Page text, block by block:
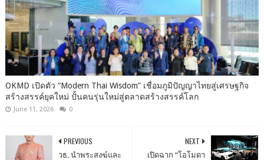
OKMD เปิดตัว “Modern Thai Wisdom” เชื่อมภูมิปัญญาไทยสู่เศรษฐกิจ
สร้างสรรค์ยุคใหม่ ปั้นคนรุ่นใหม่สู่ตลาดสร้างสรรค์โลก
June 11, 2026 0
NEXT
เปิดฉาก “โอโมดา
PREVIOUS
วธ. นำพระสงฆ์และ